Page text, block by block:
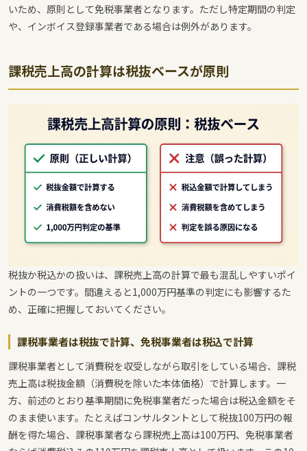
いため、原則として免税事業者となります。ただし特定期間の判定
や、インボイス登録事業者である場合は例外があります。
課税売上高の計算は税抜ベースが原則
税抜か税込かの扱いは、課税売上高の計算で最も混乱しやすいポイ
ントの一つです。間違えると1,000万円基準の判定にも影響するた
め、正確に把握しておいてください。
課税事業者は税抜で計算、免税事業者は税込で計算
課税事業者として消費税を収受しながら取引をしている場合、課税
売上高は税抜金額（消費税を除いた本体価格）で計算します。一
方、前述のとおり基準期間に免税事業者だった場合は税込金額をそ
のまま使います。たとえばコンサルタントとして税抜100万円の報
酬を得た場合、課税事業者なら課税売上高は100万円、免税事業者